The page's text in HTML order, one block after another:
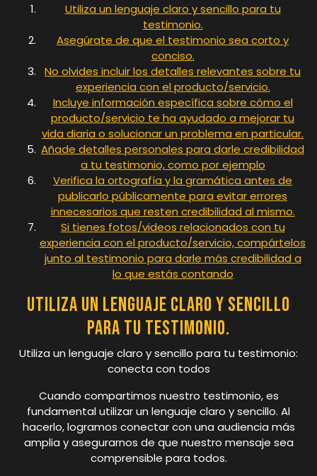
Utiliza un lenguaje claro y sencillo para tu
testimonio.
Asegúrate de que el testimonio sea corto y
conciso.
No olvides incluir los detalles relevantes sobre tu
experiencia con el producto/servicio.
Incluye información específica sobre cómo el
producto/servicio te ha ayudado a mejorar tu
vida diaria o solucionar un problema en particular.
Añade detalles personales para darle credibilidad
a tu testimonio, como por ejemplo
Verifica la ortografía y la gramática antes de
publicarlo públicamente para evitar errores
innecesarios que resten credibilidad al mismo.
Si tienes fotos/videos relacionados con tu
experiencia con el producto/servicio, compártelos
junto al testimonio para darle más credibilidad a
lo que estás contando
Utiliza un lenguaje claro y sencillo
para tu testimonio.
Utiliza un lenguaje claro y sencillo para tu testimonio:
conecta con todos
Cuando compartimos nuestro testimonio, es
fundamental utilizar un lenguaje claro y sencillo. Al
hacerlo, logramos conectar con una audiencia más
amplia y asegurarnos de que nuestro mensaje sea
comprensible para todos.